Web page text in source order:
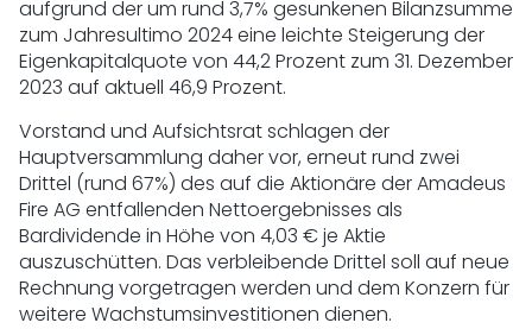
aufgrund der um rund 3,7% gesunkenen Bilanzsumme
zum Jahresultimo 2024 eine leichte Steigerung der
Eigenkapitalquote von 44,2 Prozent zum 31. Dezember
2023 auf aktuell 46,9 Prozent.
Vorstand und Aufsichtsrat schlagen der
Hauptversammlung daher vor, erneut rund zwei
Drittel (rund 67%) des auf die Aktionäre der Amadeus
Fire AG entfallenden Nettoergebnisses als
Bardividende in Höhe von 4,03 € je Aktie
auszuschütten. Das verbleibende Drittel soll auf neue
Rechnung vorgetragen werden und dem Konzern für
weitere Wachstumsinvestitionen dienen.